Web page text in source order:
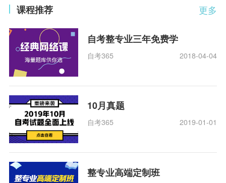
更多
课程推荐
自考整专业三年免费学
自考365 2018-04-04
10月真题
自考365 2019-01-01
整专业高端定制班